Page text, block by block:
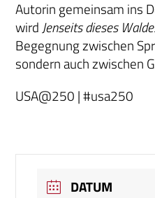
Autorin gemeinsam ins
wirdJenseits dieses
Begegnung zwischen
sondern auch zwischen
USA@250 | #usa250
DATUM